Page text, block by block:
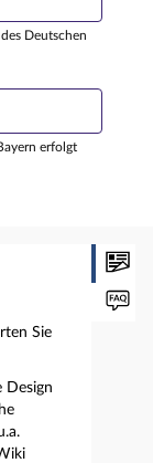
Deutschen
erfolgt
Sie
Design